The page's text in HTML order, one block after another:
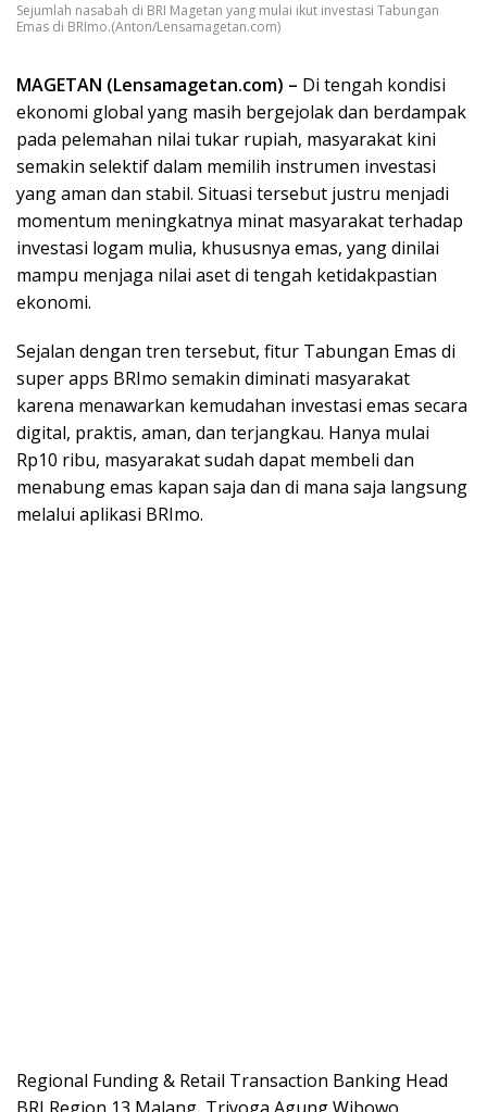
Sejumlah nasabah di BRI Magetan yang mulai ikut investasi Tabungan
Emas di BRImo.(Anton/Lensamagetan.com)
MAGETAN (Lensamagetan.com) – Di tengah kondisi
ekonomi global yang masih bergejolak dan berdampak
pada pelemahan nilai tukar rupiah, masyarakat kini
semakin selektif dalam memilih instrumen investasi
yang aman dan stabil. Situasi tersebut justru menjadi
momentum meningkatnya minat masyarakat terhadap
investasi logam mulia, khususnya emas, yang dinilai
mampu menjaga nilai aset di tengah ketidakpastian
ekonomi.
Sejalan dengan tren tersebut, fitur Tabungan Emas di
super apps BRImo semakin diminati masyarakat
karena menawarkan kemudahan investasi emas secara
digital, praktis, aman, dan terjangkau. Hanya mulai
Rp10 ribu, masyarakat sudah dapat membeli dan
menabung emas kapan saja dan di mana saja langsung
melalui aplikasi BRImo.
Regional Funding & Retail Transaction Banking Head